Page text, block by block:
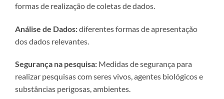
formas de realização de coletas de dados.
Análise de Dados:diferentes formas de apresentação
dos dados relevantes.
Segurança na pesquisa: Medidas de segurança para
realizar pesquisas com seres vivos, agentes biológicos e
substâncias perigosas, ambientes.